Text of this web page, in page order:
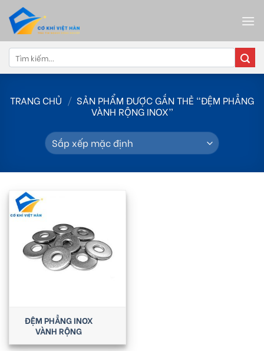
content
Tìm
kiếm:
TRANG CHỦ / SẢN PHẨM ĐƯỢC GẮN THẺ “ĐỆM PHẲNG
VÀNH RỘNG INOX”
ĐỆM PHẲNG INOX
VÀNH RỘNG